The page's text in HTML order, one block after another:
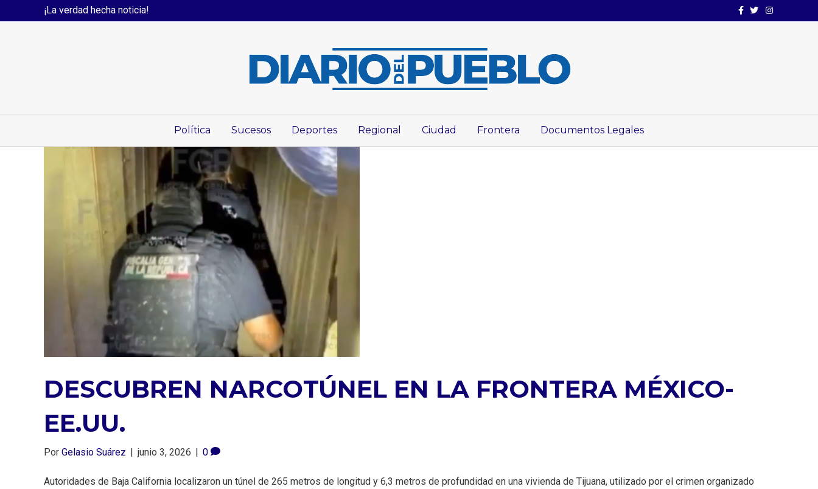
¡La verdad hecha noticia! Facebook
TwitterInstagram
Política Sucesos Deportes Regional Ciudad Frontera Documentos Legales
DESCUBREN NARCOTÚNEL EN LA FRONTERA MÉXICO-
EE.UU.
Por Gelasio Suárez junio 3, 2026 0
Autoridades de Baja California localizaron un túnel de 265 metros de longitud y 6,3 metros de profundidad en una vivienda de Tijuana, utilizado por el crimen organizado